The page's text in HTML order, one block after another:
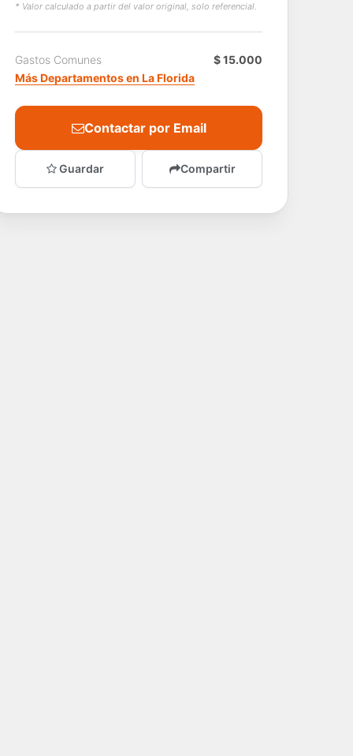
* Valor calculado a partir del valor original, solo referencial.
Gastos Comunes
$ 15.000
Más Departamentos en La Florida
Contactar por Email
Guardar Compartir